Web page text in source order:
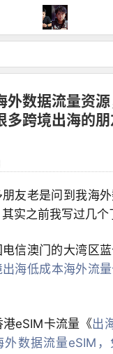
外数据流量资
多跨境出海的
友老是问到我海
实之前我写过几个
电信澳门的大湾区
出海低成本海外流
eSIM卡流量《出
外数据流量eSIM，